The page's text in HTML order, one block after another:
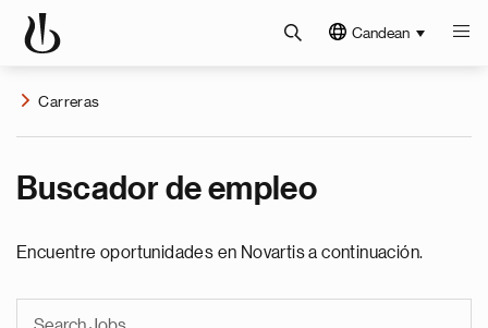
Candean
Carreras
Buscador de empleo
Encuentre oportunidades en Novartis a continuación.